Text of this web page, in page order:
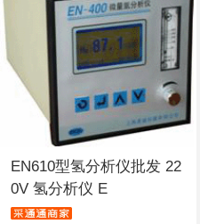
EN610型氢分析仪批发 22
0V 氢分析仪 E